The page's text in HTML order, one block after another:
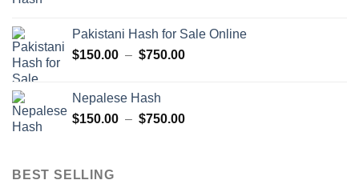
$150.00
à
Pakistani Hash for Sale Online
$150.00 – $750.00Plage
à
Nepalese Hash
$150.00 – $750.00Plage
BEST SELLING